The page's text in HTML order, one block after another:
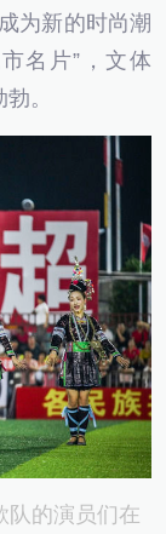
为新的时尚潮
名片”，文体
。
队的演员们在